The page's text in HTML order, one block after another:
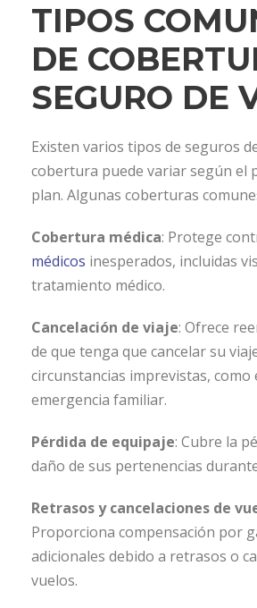
TIPOS
DE
SEGURO DE
Existen varios tipos de seguros
cobertura puede variar según el
plan. Algunas coberturas
Cobertura médica: Protege
médicos inesperados, incluidas
tratamiento médico.
Cancelación de viaje: Ofrece
de que tenga que cancelar su
circunstancias imprevistas, como
emergencia familiar.
Pérdida de equipaje: Cubre la
daño de sus pertenencias
Retrasos y cancelaciones de
Proporciona compensación por
adicionales debido a retrasos o
vuelos.